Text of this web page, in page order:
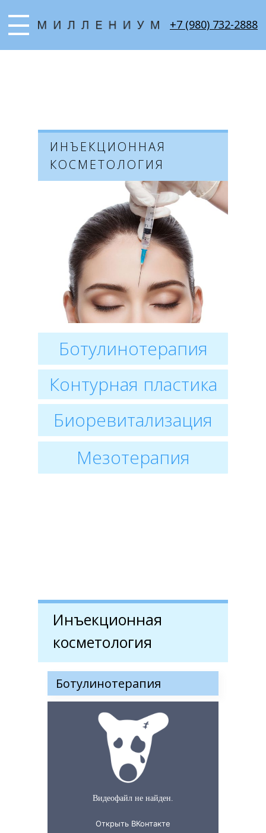
ИНЪЕКЦИОННАЯ
КОСМЕТОЛОГИЯ
Биоревитализация
Ботулинотерапия
Мезотерапия
Контурная пластика
Ботулинотерапия
Инъекционная
косметология